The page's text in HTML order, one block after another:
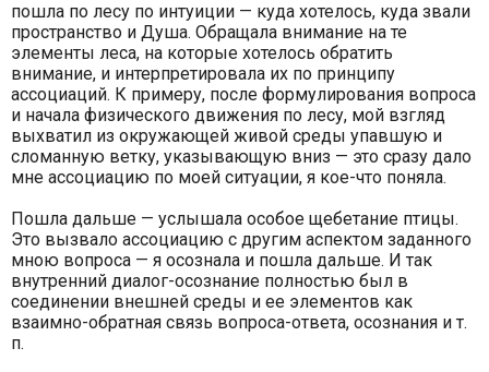
пошла по лесу по интуиции — куда хотелось, куда звали
пространство и Душа. Обращала внимание на те
элементы леса, на которые хотелось обратить
внимание, и интерпретировала их по принципу
ассоциаций. К примеру, после формулирования вопроса
и начала физического движения по лесу, мой взгляд
выхватил из окружающей живой среды упавшую и
сломанную ветку, указывающую вниз — это сразу дало
мне ассоциацию по моей ситуации, я кое-что поняла.
Пошла дальше — услышала особое щебетание птицы.
Это вызвало ассоциацию с другим аспектом заданного
мною вопроса — я осознала и пошла дальше. И так
внутренний диалог-осознание полностью был в
соединении внешней среды и ее элементов как
взаимно-обратная связь вопроса-ответа, осознания и т.
п.